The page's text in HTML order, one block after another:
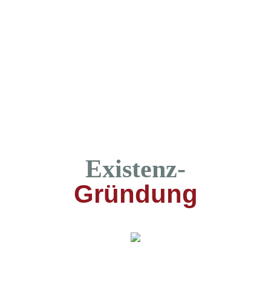
Existenz-
Gründung